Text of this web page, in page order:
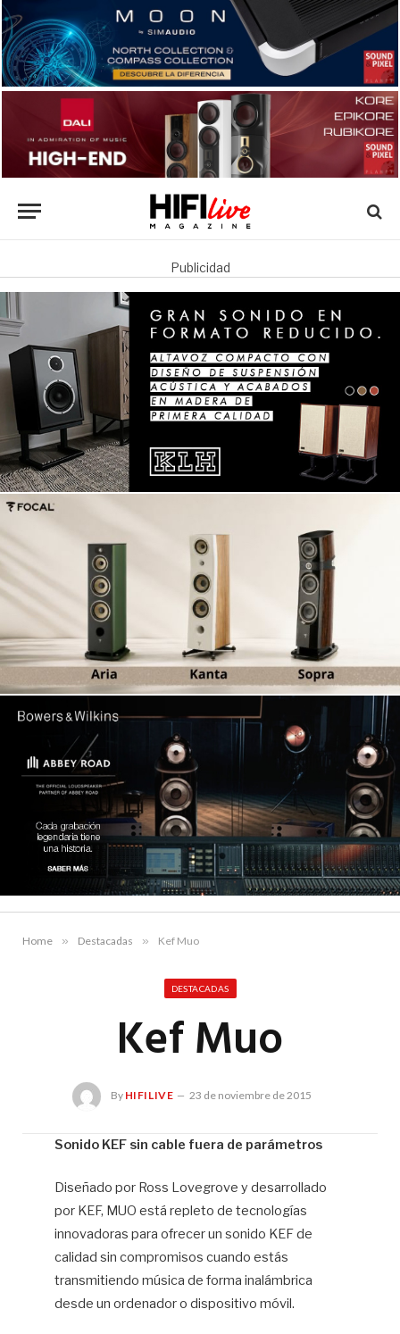
Publicidad
Home » Destacadas » Kef Muo
DESTACADAS
Kef Muo
By HIFILIVE 23 de noviembre de 2015
Sonido KEF sin cable fuera de parámetros
Diseñado por Ross Lovegrove y desarrollado
por KEF, MUO está repleto de tecnologías
innovadoras para ofrecer un sonido KEF de
calidad sin compromisos cuando estás
transmitiendo música de forma inalámbrica
desde un ordenador o dispositivo móvil.